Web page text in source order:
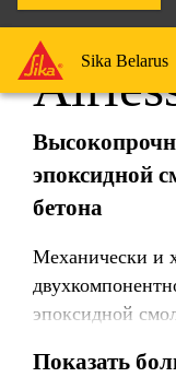
Sika Belarus
эпоксидной
бетона
Механически и
эпоксидной
Показать